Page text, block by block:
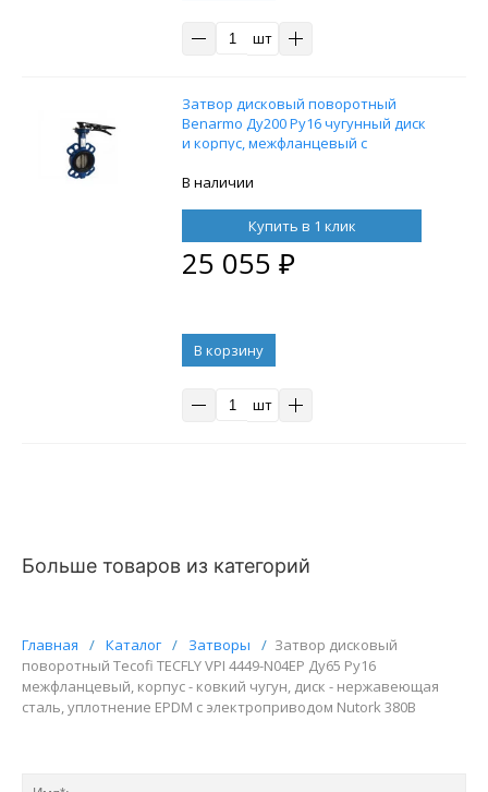
шт
Затвор дисковый поворотный
Benarmo Ду200 Ру16 чугунный диск
и корпус, межфланцевый с
В наличии
Купить в 1 клик
25 055 ₽
В корзину
шт
Больше товаров из категорий
Главная / Каталог / Затворы / Затвор дисковый
поворотный Tecofi TECFLY VPI 4449-N04EP Ду65 Ру16
межфланцевый, корпус - ковкий чугун, диск - нержавеющая
сталь, уплотнение EPDM с электроприводом Nutork 380В